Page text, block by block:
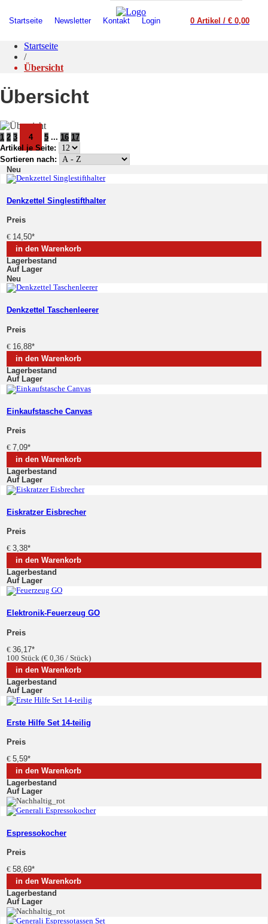
Startseite Newsletter Kontakt Login 0 Artikel / € 0,00
Startseite
/
Übersicht
Übersicht
1 2 3 4 5 ... 16 17
Artikel je Seite:
Sortieren nach:
Neu
Denkzettel Singlestifthalter
Preis
€ 14,50*
in den Warenkorb
Lagerbestand
Auf Lager
Neu
Denkzettel Taschenleerer
Preis
€ 16,88*
in den Warenkorb
Lagerbestand
Auf Lager
Einkaufstasche Canvas
Preis
€ 7,09*
in den Warenkorb
Lagerbestand
Auf Lager
Eiskratzer Eisbrecher
Preis
€ 3,38*
in den Warenkorb
Lagerbestand
Auf Lager
Elektronik-Feuerzeug GO
Preis
€ 36,17*
100 Stück (€ 0,36 / Stück)
in den Warenkorb
Lagerbestand
Auf Lager
Erste Hilfe Set 14-teilig
Preis
€ 5,59*
in den Warenkorb
Lagerbestand
Auf Lager
Espressokocher
Preis
€ 58,69*
in den Warenkorb
Lagerbestand
Auf Lager